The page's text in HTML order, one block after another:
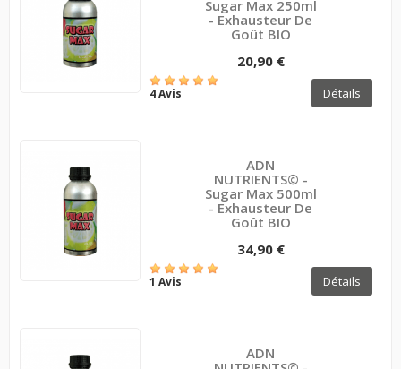
Sugar Max 250ml
- Exhausteur De
Goût BIO
20,90 €
4 Avis Détails
ADN
NUTRIENTS© -
Sugar Max 500ml
- Exhausteur De
Goût BIO
34,90 €
1 Avis Détails
ADN